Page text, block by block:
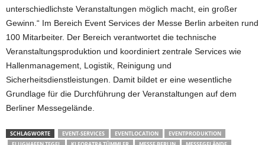
unterschiedlichste Veranstaltungen möglich macht, ein großer
Gewinn.“ Im Bereich Event Services der Messe Berlin arbeiten rund
100 Mitarbeiter. Der Bereich verantwortet die technische
Veranstaltungsproduktion und koordiniert zentrale Services wie
Hallenmanagement, Logistik, Reinigung und
Sicherheitsdienstleistungen. Damit bildet er eine wesentliche
Grundlage für die Durchführung der Veranstaltungen auf dem
Berliner Messegelände.
SCHLAGWORTE EVENT-SERVICES EVENTLOCATION
EVENTPRODUKTION